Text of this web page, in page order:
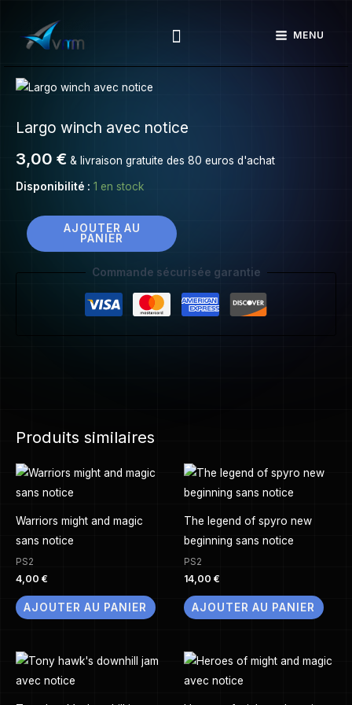
contenu
Rechercher MENU
Largo winch avec notice
3,00 € & livraison gratuite des 80 euros d'achat
Disponibilité : 1 en stock
quantité
Largo
avec
notice
AJOUTER AU
PANIER
Commande sécurisée garantie
Produits similaires
Warriors might and magic
sans notice
PS2
4,00 €
AJOUTER AU PANIER
The legend of spyro new
beginning sans notice
PS2
14,00 €
AJOUTER AU PANIER
avec